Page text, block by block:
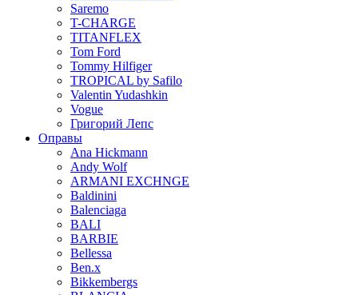
Saremo
T-CHARGE
TITANFLEX
Tom Ford
Tommy Hilfiger
TROPICAL by Safilo
Valentin Yudashkin
Vogue
Григорий Лепс
Оправы
Ana Hickmann
Andy Wolf
ARMANI EXCHNGE
Baldinini
Balenciaga
BALI
BARBIE
Bellessa
Ben.x
Bikkembergs